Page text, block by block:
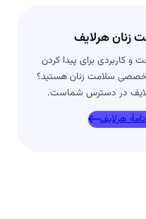
زنان هرلایف
و کاربردی برای پیدا کردن
سلامت زنان هستید؟
در دسترس شماست.
هرلایف